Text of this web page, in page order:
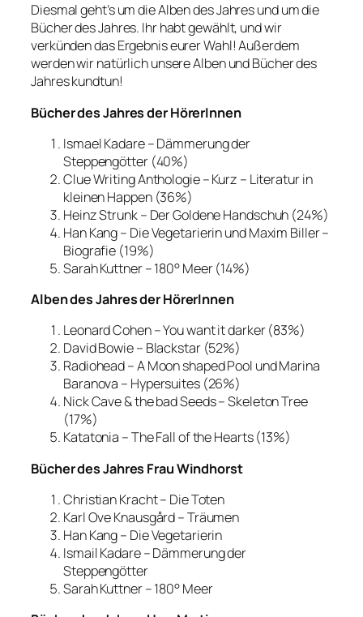
Diesmal geht’s um die Alben des Jahres und um die
Bücher des Jahres. Ihr habt gewählt, und wir
verkünden das Ergebnis eurer Wahl! Außerdem
werden wir natürlich unsere Alben und Bücher des
Jahres kundtun!
Bücher des Jahres der HörerInnen
Ismael Kadare – Dämmerung der
Steppengötter (40%)
Clue Writing Anthologie – Kurz – Literatur in
kleinen Happen (36%)
Heinz Strunk – Der Goldene Handschuh (24%)
Han Kang – Die Vegetarierin und Maxim Biller –
Biografie (19%)
Sarah Kuttner – 180° Meer (14%)
Alben des Jahres der HörerInnen
Leonard Cohen – You want it darker (83%)
David Bowie – Blackstar (52%)
Radiohead – A Moon shaped Pool und Marina
Baranova – Hypersuites (26%)
Nick Cave & the bad Seeds – Skeleton Tree
(17%)
Katatonia – The Fall of the Hearts (13%)
Bücher des Jahres Frau Windhorst
Christian Kracht – Die Toten
Karl Ove Knausgård – Träumen
Han Kang – Die Vegetarierin
Ismail Kadare – Dämmerung der
Steppengötter
Sarah Kuttner – 180° Meer